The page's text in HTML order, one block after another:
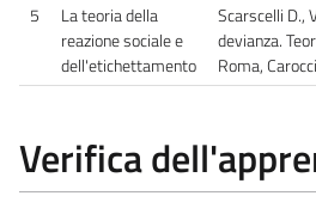
5
La teoria della
reazione sociale e
dell'etichettamento
Scarscelli D.,
devianza.
Roma,
Verifica